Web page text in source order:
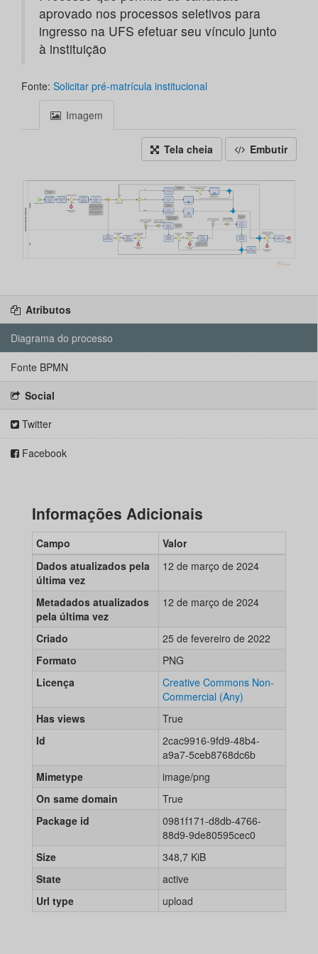
aprovado nos processos seletivos para
ingresso na UFS efetuar seu vínculo junto
à instituição
Fonte: Solicitar pré-matrícula institucional
Imagem
Tela cheia Embutir
Atributos
Diagrama do processo
Fonte BPMN
Social
Twitter
Facebook
Informações Adicionais
Campo
Valor
Dados atualizados pela
última vez
12 de março de 2024
Metadados atualizados
pela última vez
12 de março de 2024
Criado
25 de fevereiro de 2022
Formato
PNG
Licença
Creative Commons Non-
Commercial (Any)
Has views
True
Id
2cac9916-9fd9-48b4-
a9a7-5ceb8768dc6b
Mimetype
image/png
On same domain
True
Package id
0981f171-d8db-4766-
88d9-9de80595cec0
Size
348,7 KiB
State
active
Url type
upload